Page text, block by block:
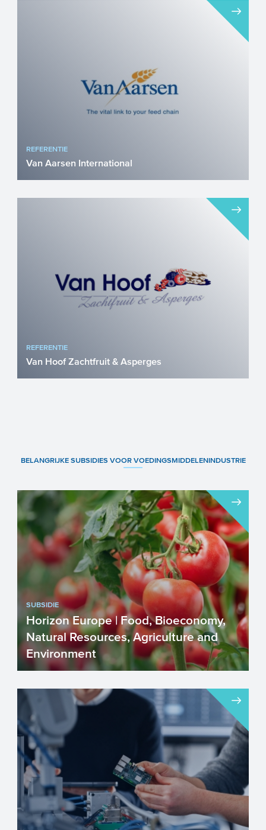
Oerlemans Foods richt zich momenteel
REFERENTIE
Van Aarsen International
REFERENTIE
Van Hoof Zachtfruit & Asperges
BELANGRIJKE SUBSIDIES VOOR VOEDINGSMIDDELENINDUSTRIE
SUBSIDIE
Horizon Europe | Food, Bioeconomy,
Natural Resources, Agriculture and
Environment
Europa wordt geteisterd door problemen
die een weerslag hebben op het klimaat
en milieu: menselijke ...